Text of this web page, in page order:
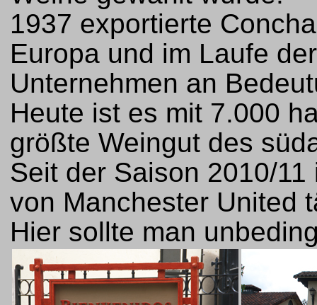
1937 exportierte
Europa und im Laufe
Unternehmen an
Heute ist es mit 7.000
größte Weingut des
Seit der Saison 2010/
von Manchester United
Hier sollte man